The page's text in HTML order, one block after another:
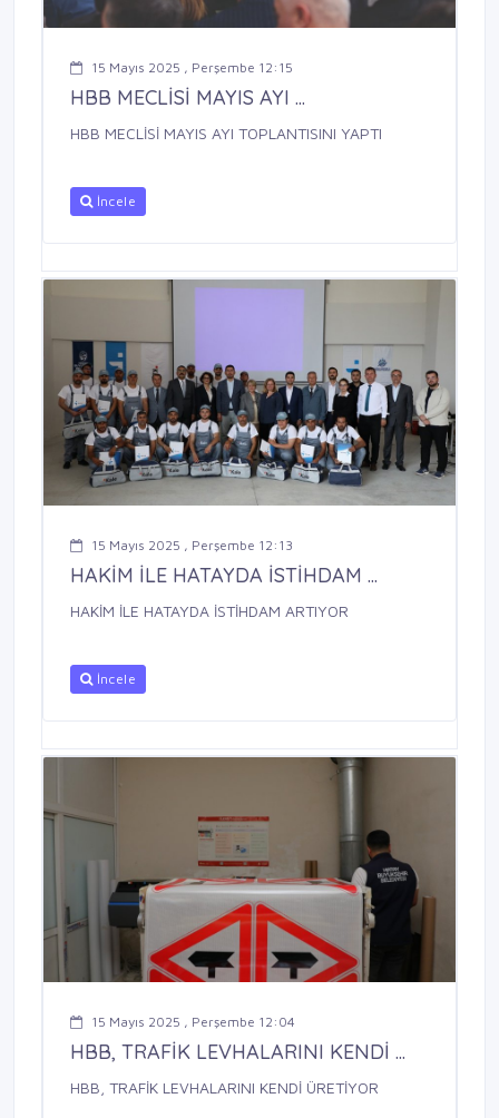
15 Mayıs 2025 , Perşembe 12:15
HBB MECLİSİ MAYIS AYI ...
HBB MECLİSİ MAYIS AYI TOPLANTISINI YAPTI
İncele
15 Mayıs 2025 , Perşembe 12:13
HAKİM İLE HATAYDA İSTİHDAM ...
HAKİM İLE HATAYDA İSTİHDAM ARTIYOR
İncele
15 Mayıs 2025 , Perşembe 12:04
HBB, TRAFİK LEVHALARINI KENDİ ...
HBB, TRAFİK LEVHALARINI KENDİ ÜRETİYOR